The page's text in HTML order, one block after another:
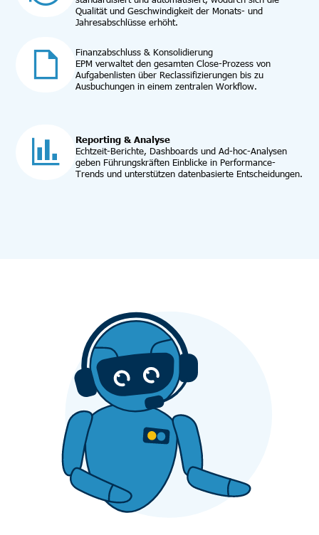
Qualität und Geschwindigkeit der Monats- und
Jahresabschlüsse erhöht.
Finanzabschluss & Konsolidierung
EPM verwaltet den gesamten Close-Prozess von
Aufgabenlisten über Reclassifizierungen bis zu
Ausbuchungen in einem zentralen Workflow.
Reporting & Analyse
Echtzeit-Berichte, Dashboards und Ad-hoc-Analysen
geben Führungskräften Einblicke in Performance-
Trends und unterstützen datenbasierte Entscheidungen.